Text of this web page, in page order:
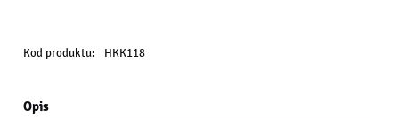
Kod produktu: HKK118
Opis